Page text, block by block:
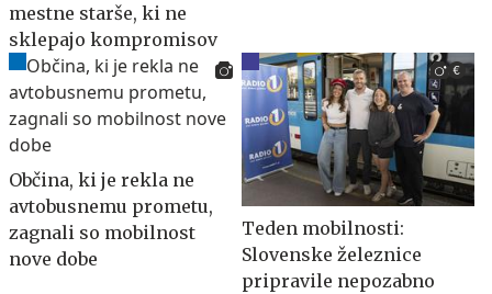
mestne starše, ki ne
sklepajo kompromisov
Občina, ki je rekla ne
avtobusnemu prometu,
zagnali so mobilnost
nove dobe
Teden mobilnosti:
Slovenske železnice
pripravile nepozabno